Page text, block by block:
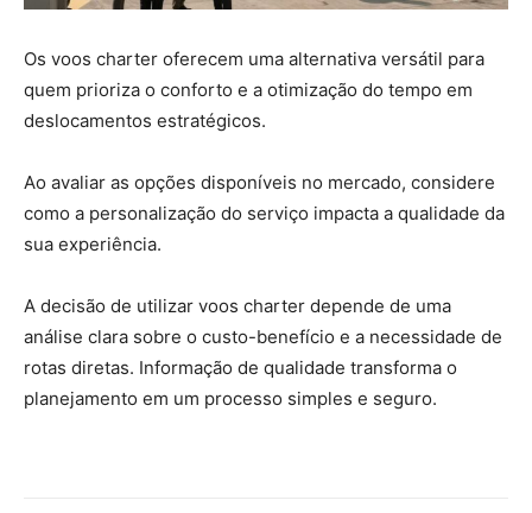
Os voos charter oferecem uma alternativa versátil para
quem prioriza o conforto e a otimização do tempo em
deslocamentos estratégicos.
Ao avaliar as opções disponíveis no mercado, considere
como a personalização do serviço impacta a qualidade da
sua experiência.
A decisão de utilizar voos charter depende de uma
análise clara sobre o custo-benefício e a necessidade de
rotas diretas. Informação de qualidade transforma o
planejamento em um processo simples e seguro.